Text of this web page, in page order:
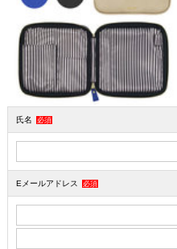
氏名 必須
Eメールアドレス 必須